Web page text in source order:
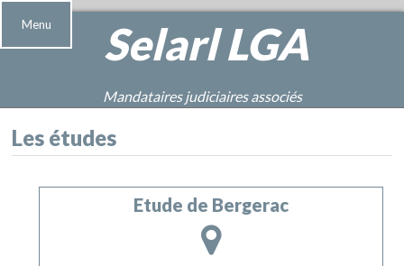
SelarlLGA
Mandataires judiciaires associés
Menu
Les études
Etude de Bergerac